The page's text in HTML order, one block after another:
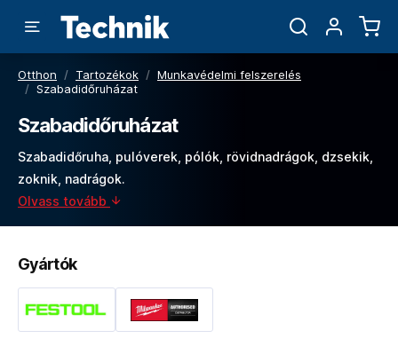
Otthon / Tartozékok / Munkavédelmi felszerelés
/ Szabadidőruházat
Szabadidőruházat
Szabadidőruha, pulóverek, pólók, rövidnadrágok, dzsekik,
zoknik, nadrágok.
Olvass tovább
Gyártók